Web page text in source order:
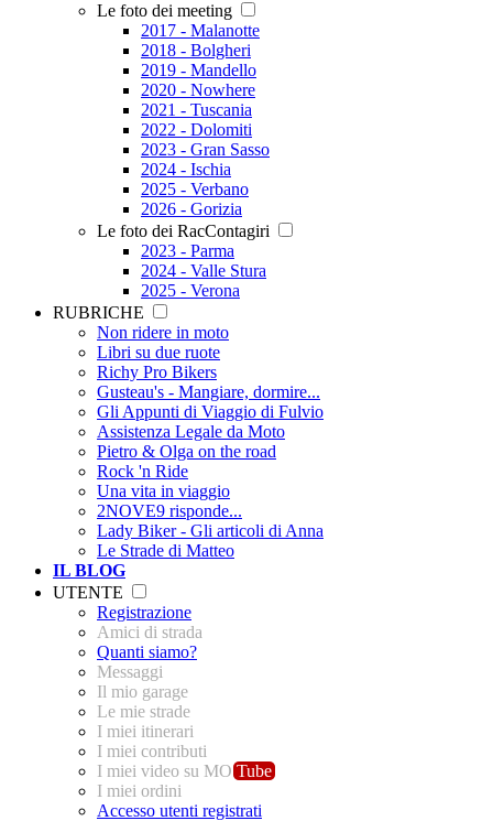
Le foto dei meeting
2017 - Malanotte
2018 - Bolgheri
2019 - Mandello
2020 - Nowhere
2021 - Tuscania
2022 - Dolomiti
2023 - Gran Sasso
2024 - Ischia
2025 - Verbano
2026 - Gorizia
Le foto dei RacContagiri
2023 - Parma
2024 - Valle Stura
2025 - Verona
RUBRICHE
Non ridere in moto
Libri su due ruote
Richy Pro Bikers
Gusteau's - Mangiare, dormire...
Gli Appunti di Viaggio di Fulvio
Assistenza Legale da Moto
Pietro & Olga on the road
Rock 'n Ride
Una vita in viaggio
2NOVE9 risponde...
Lady Biker - Gli articoli di Anna
Le Strade di Matteo
IL BLOG
UTENTE
Registrazione
Amici di strada
Quanti siamo?
Messaggi
Il mio garage
Le mie strade
I miei itinerari
I miei contributi
I miei video su MO Tube
I miei ordini
Accesso utenti registrati